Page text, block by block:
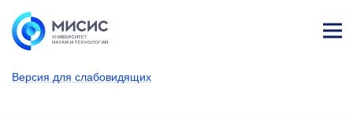
Версия для слабовидящих